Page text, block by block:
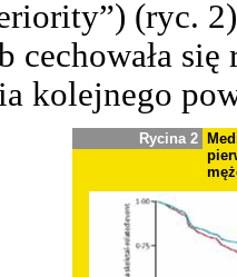
(ryc.
cechowała
kolejnego
Rycina 2